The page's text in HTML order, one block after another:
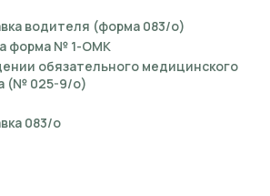
водителя (форма 083/о)
форма № 1-ОМК
обязательного медицинского
(№ 025-9/о)
083/о